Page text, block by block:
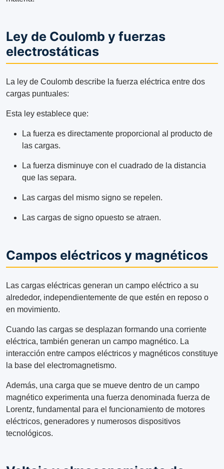
Ley de Coulomb y fuerzas
electrostáticas
La ley de Coulomb describe la fuerza eléctrica entre dos
cargas puntuales:
Esta ley establece que:
La fuerza es directamente proporcional al producto de
las cargas.
La fuerza disminuye con el cuadrado de la distancia
que las separa.
Las cargas del mismo signo se repelen.
Las cargas de signo opuesto se atraen.
Campos eléctricos y magnéticos
Las cargas eléctricas generan un campo eléctrico a su
alrededor, independientemente de que estén en reposo o
en movimiento.
Cuando las cargas se desplazan formando una corriente
eléctrica, también generan un campo magnético. La
interacción entre campos eléctricos y magnéticos constituye
la base del electromagnetismo.
Además, una carga que se mueve dentro de un campo
magnético experimenta una fuerza denominada fuerza de
Lorentz, fundamental para el funcionamiento de motores
eléctricos, generadores y numerosos dispositivos
tecnológicos.